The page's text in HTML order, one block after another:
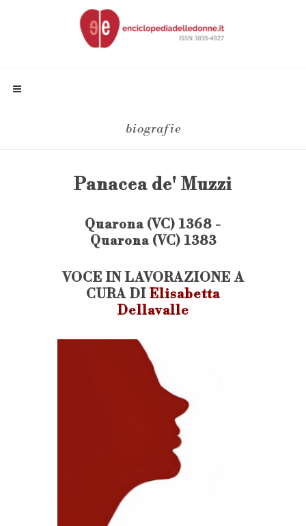
biografie
Panacea de' Muzzi
Quarona (VC) 1368 -
Quarona (VC) 1383
VOCE IN LAVORAZIONE A
CURA DI Elisabetta
Dellavalle